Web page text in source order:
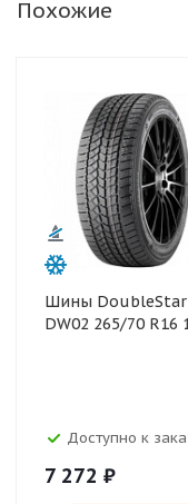
Похожие
Шины DoubleStar
DW02 265/70 R16
Доступно к
7 272 ₽